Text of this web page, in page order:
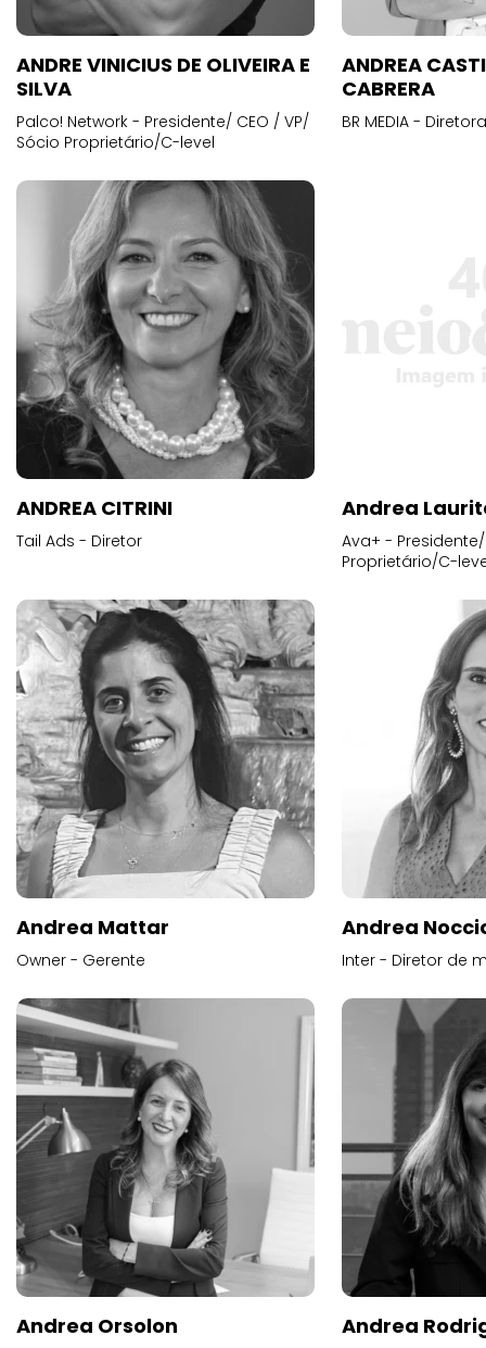
ANDRE VINICIUS DE OLIVEIRA E
SILVA
Palco! Network - Presidente/ CEO / VP/
Sócio Proprietário/C-level
ANDREA
CABRERA
BR MEDIA -
ANDREA CITRINI
Tail Ads - Diretor
Andrea
Ava+ -
Proprietário/C-
Andrea Mattar
Owner - Gerente
Andrea
Inter - Diretor de
Andrea Orsolon Andrea